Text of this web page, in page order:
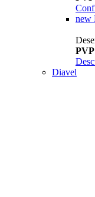
new
PVP
Diavel